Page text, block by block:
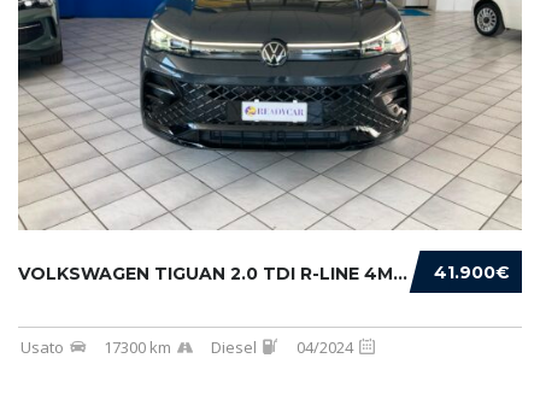
41.900€
VOLKSWAGEN TIGUAN 2.0 TDI R-LINE 4MOTION 193...
Usato 17300 km Diesel 04/2024